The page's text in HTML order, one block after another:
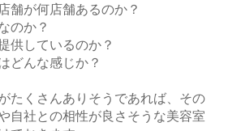
舗が何店舗あるのか？
のか？
供しているのか？
どんな感じか？
たくさんありそうであれば、その
自社との相性が良さそうな美容室